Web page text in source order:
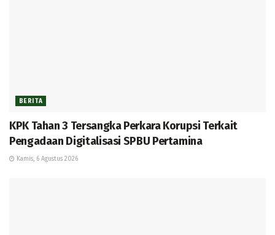
BERITA
KPK Tahan 3 Tersangka Perkara Korupsi Terkait
Pengadaan Digitalisasi SPBU Pertamina
Kamis, 6 Agustus 2026